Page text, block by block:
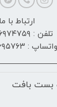
ارتباط با ما
تلفن : ۶۶۹۷۴۷۵۹-۰۲۱
واتساپ : ۰۶۹۵۷۶۳-۰۹۱۹
بست بافت